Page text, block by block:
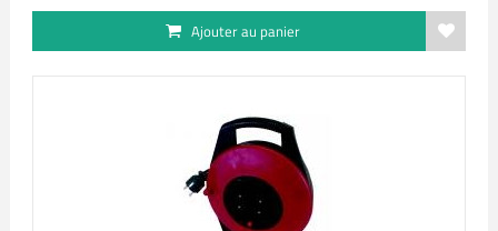
Ajouter au panier